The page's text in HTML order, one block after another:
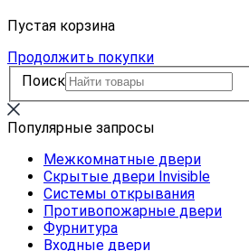
Пустая корзина
Продолжить покупки
Поиск
Популярные запросы
Межкомнатные двери
Скрытые двери Invisible
Системы открывания
Противопожарные двери
Фурнитура
Входные двери